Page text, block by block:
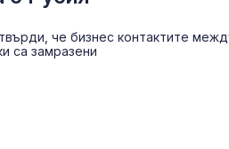
че бизнес контактите
са замразени